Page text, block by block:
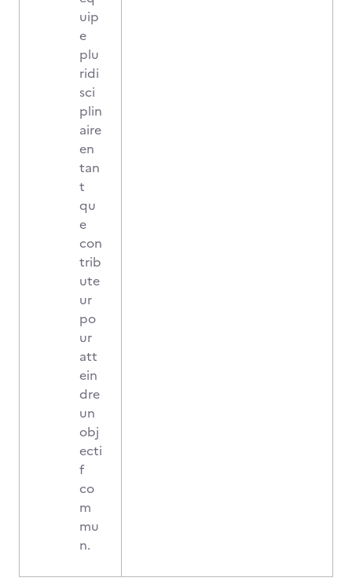
uip
e
plu
ridi
sci
plin
aire
en
tan
t
qu
e
con
trib
ute
ur
po
ur
att
ein
dre
un
obj
ecti
f
co
m
mu
n.